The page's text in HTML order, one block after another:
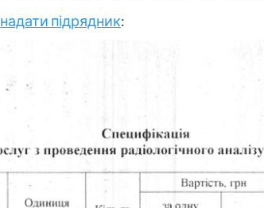
надати підрядник: